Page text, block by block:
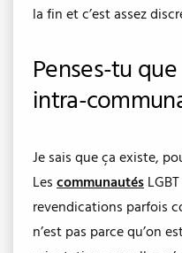
la fin et c’est assez
Penses-tu
intra-
Je sais que ça existe,
Les communautés
revendications parfois
n’est pas parce qu’on